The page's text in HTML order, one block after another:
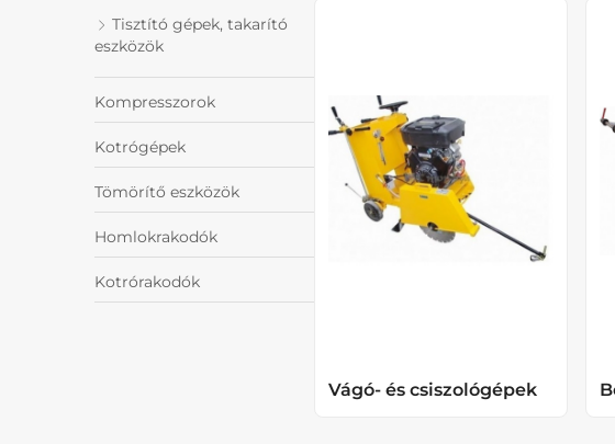
Tisztító gépek, takarító
eszközök
Kompresszorok
Kotrógépek
Tömörítő eszközök
Homlokrakodók
Kotrórakodók
Vágó- és csiszológépek